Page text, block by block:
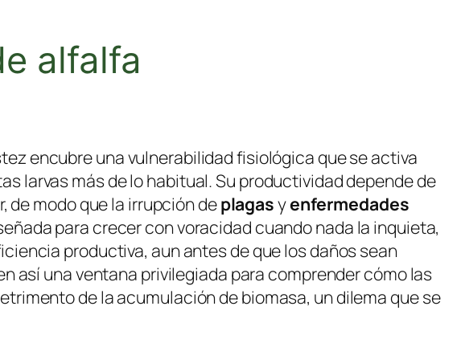
alfalfa
encubre una vulnerabilidad fisiológica que se activa
larvas más de lo habitual. Su productividad depende de
modo que la irrupción deplagasyenfermedades
para crecer con voracidad cuando nada la inquieta,
productiva, aun antes de que los daños sean
así una ventana privilegiada para comprender cómo las
de la acumulación de biomasa, un dilema que se